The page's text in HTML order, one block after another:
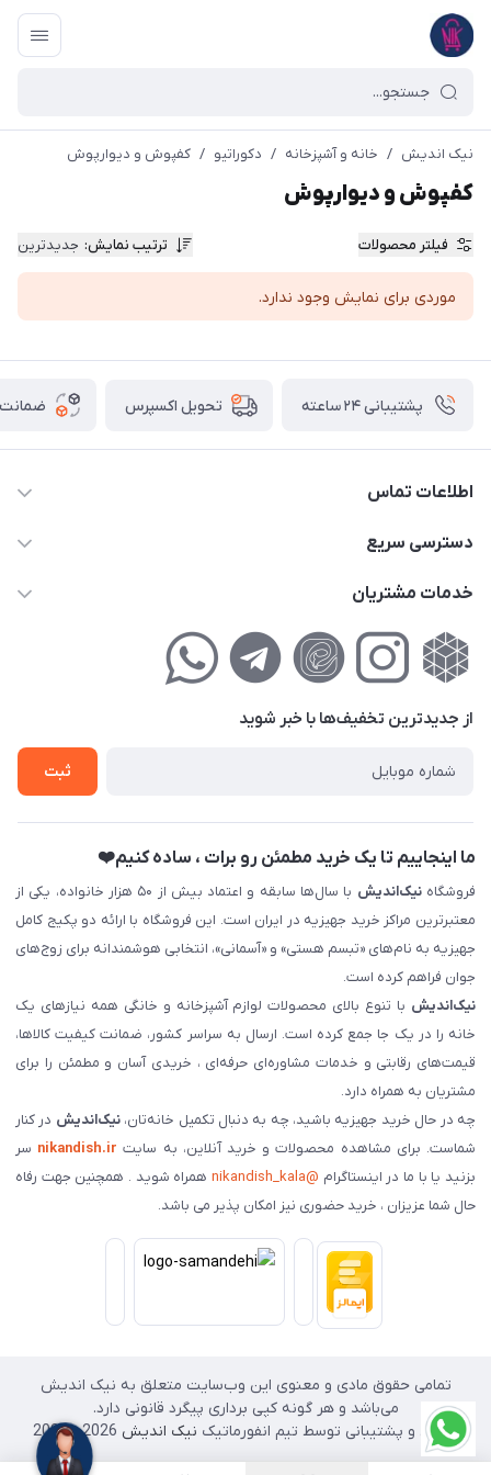
نیک اندیش / خانه و آشپزخانه / دکوراتیو / کفپوش و دیوارپوش
کفپوش و دیوارپوش
فیلتر محصولات ترتیب نمایش: جدیدترین
موردی برای نمایش وجود ندارد.
پشتیبانی ۲۴ ساعته تحویل اکسپرس ضمانت
اطلاعات تماس
02177111474
کوچه گلریز 4 غربی ، پلاک 13
دسترسی سریع
حساب کاربری
لیست محصولات
خدمات مشتریان
راهنمای‌خرید‌آنلاین
حریم خصوصی
فروش‌اقساطی
از جدید‌ترین تخفیف‌ها با‌ خبر شوید
ثبت
ما اینجاییم تا یک خرید مطمئن رو برات ، ساده کنیم❤️
فروشگاهنیک‌اندیش
با سال‌ها سابقه و اعتماد بیش از ۵۰ هزار خانواده، یکی از
معتبرترین مراکز خرید جهیزیه در ایران است. این فروشگاه با ارائه دو پکیج کامل
جهیزیه به نام‌های «تبسم هستی» و «آسمانی»، انتخابی هوشمندانه برای زوج‌های
جوان فراهم کرده است.
نیک‌اندیش با تنوع بالای محصولات لوازم آشپزخانه و خانگی همه نیازهای یک
خانه را در یک جا جمع کرده است. ارسال به سراسر کشور، ضمانت کیفیت کالاها،
قیمت‌های رقابتی و خدمات مشاوره‌ای حرفه‌ای ، خریدی آسان و مطمئن را برای
مشتریان به همراه دارد.
چه در حال خرید جهیزیه باشید، چه به دنبال تکمیل خانه‌تان،نیک‌اندیش در کنار
شماست. برای مشاهده محصولات و خرید آنلاین، به سایت nikandish.ir سر
بزنید یا با ما در اینستاگرام @nikandish_kala
همراه شوید . همچنین جهت رفاه
حال شما عزیزان ، خرید حضوری نیز امکان پذیر می باشد.
تمامی حقوق مادی و معنوی این وب‌سایت متعلق به نیک اندیش
می‌باشد و هر گونه کپی برداری پیگرد قانونی دارد.
طراحی و پشتیبانی توسط تیم انفورماتیک نیک اندیش 2026 - 2025